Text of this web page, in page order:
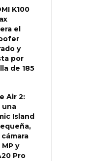
K100
el
y
por
de 185
Air 2:
una
Island
y
Pro